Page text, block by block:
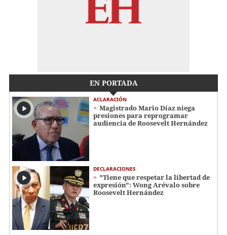
EN PORTADA
ACLARACIÓN
Magistrado Mario Díaz niega
presiones para reprogramar
audiencia de Roosevelt Hernández
DECLARACIONES
"Tiene que respetar la libertad de
expresión": Wong Arévalo sobre
Roosevelt Hernández